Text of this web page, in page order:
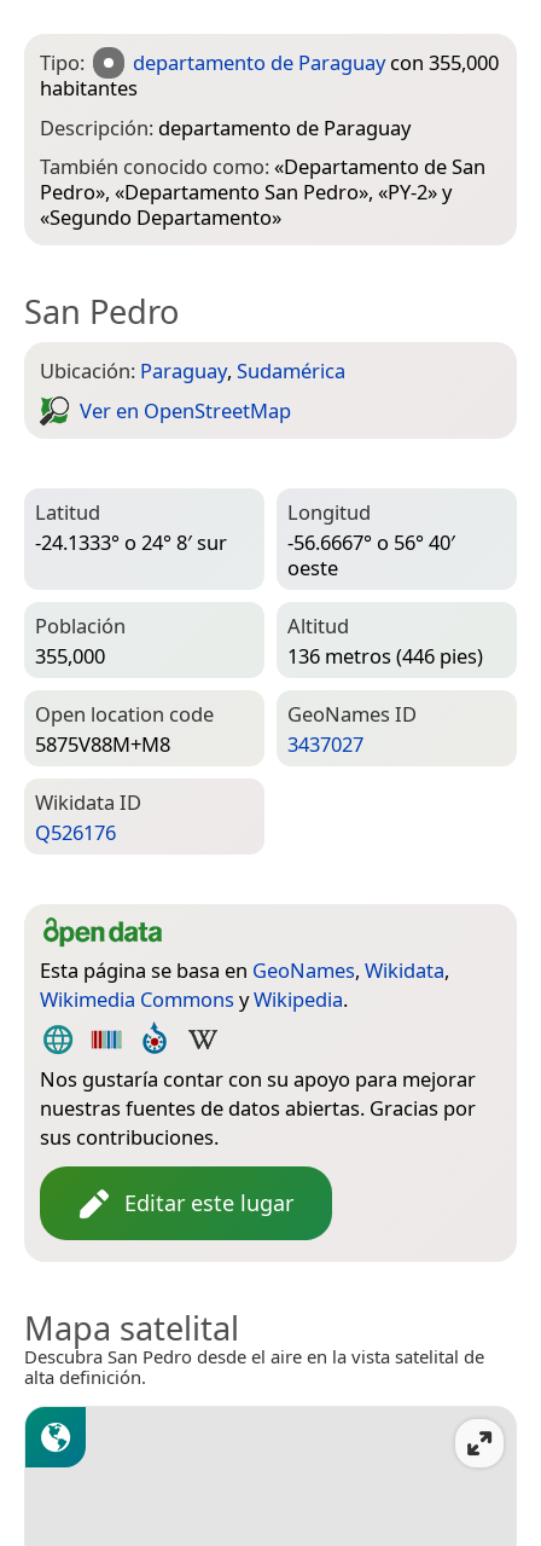
Tipo: departamento de Paraguaycon 355,000
habitantes
Descripción: departamento de Paraguay
También conocido como:«Departamento de San
Pedro», «Departamento San Pedro», «PY-2» y
«Segundo Departamento»
San Pedro
Ubicación: Paraguay, Sudamérica
Ver en Open­Street­Map
Latitud
-24.1333° o 24° 8′ sur
Longitud
-56.6667° o 56° 40′
oeste
Población
355,000
Altitud
136 metros (446 pies)
Open location code
5875V88M+M8
Geo­Names ID
3437027
Wiki­data ID
Q526176
Esta página se basa en GeoNames, Wikidata,
Wikimedia Commons yWikipedia.
Nos gustaría contar con su apoyo para mejorar
nuestras fuentes de datos abiertas. Gracias por
sus contribuciones.
Editar este lugar
Mapa satelital
Descubra San Pedro desde el aire en la vista satelital de
alta definición.